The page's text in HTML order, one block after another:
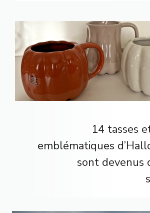
14 tasses
emblématiques
sont devenus